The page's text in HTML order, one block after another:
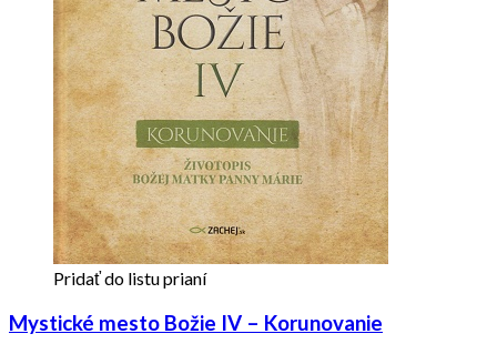
Pridať do listu prianí
Mystické mesto Božie IV – Korunovanie